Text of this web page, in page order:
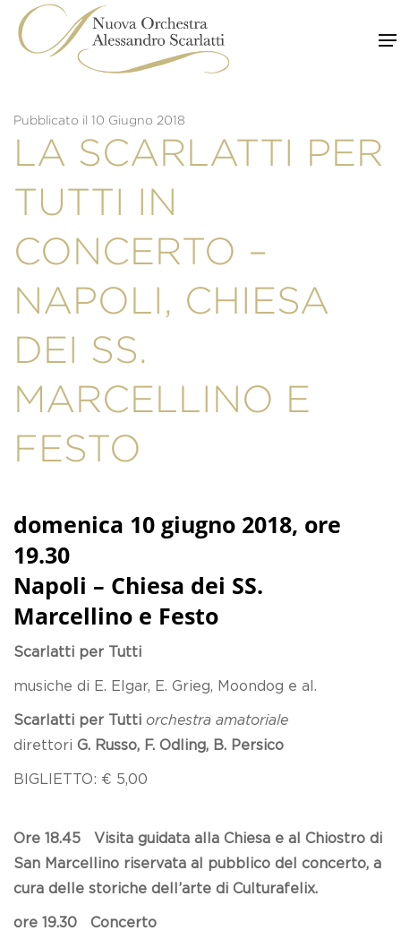
content
Pubblicato il 10 Giugno 2018
LA SCARLATTI PER
TUTTI IN
CONCERTO –
NAPOLI, CHIESA
DEI SS.
MARCELLINO E
FESTO
domenica 10 giugno 2018, ore
19.30
Napoli – Chiesa dei SS.
Marcellino e Festo
Scarlatti per Tutti
musiche di E. Elgar, E. Grieg, Moondog e al.
Scarlatti per Tutti orchestra amatoriale
direttori G. Russo, F. Odling, B. Persico
BIGLIETTO: € 5,00
Ore 18.45 Visita guidata alla Chiesa e al Chiostro di
San Marcellino riservata al pubblico del concerto, a
cura delle storiche dell’arte di Culturafelix.
ore 19.30 Concerto